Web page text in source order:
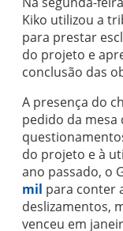
Kiko utilizou a
para prestar
do projeto e
conclusão das
A presença do
pedido da mesa
do projeto e à
ano passado, o
mil para conter
deslizamentos,
venceu em